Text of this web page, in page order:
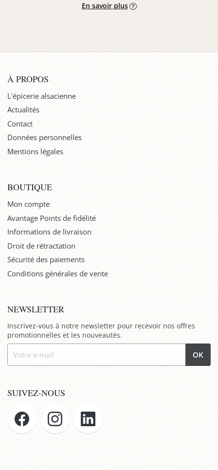
En savoir plus
À PROPOS
L'épicerie alsacienne
Actualités
Contact
Données personnelles
Mentions légales
BOUTIQUE
Mon compte
Avantage Points de fidélité
Informations de livraison
Droit de rétractation
Sécurité des paiements
Conditions générales de vente
NEWSLETTER
Inscrivez-vous à notre newsletter pour recevoir nos offres
promotionnelles et les nouveautés.
OK
SUIVEZ-NOUS